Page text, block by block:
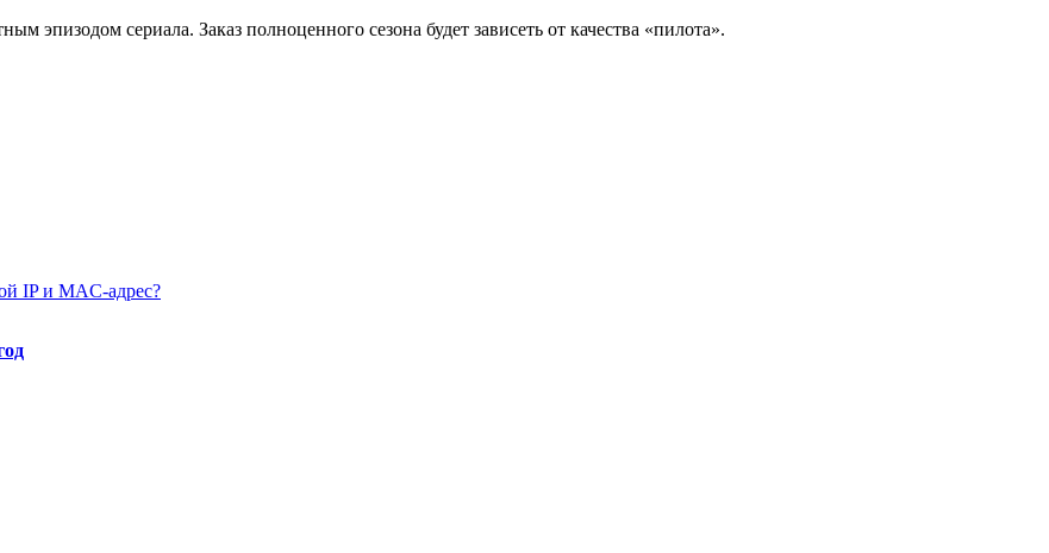
эпизодом сериала. Заказ полноценного сезона будет зависеть от качества «пилота».
IP и MAC-адрес?